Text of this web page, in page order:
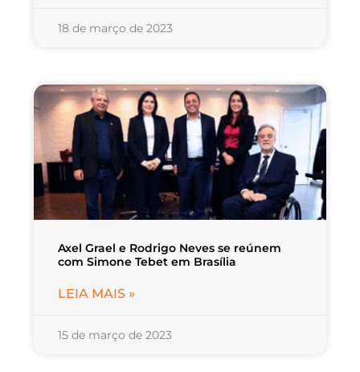
18 de março de 2023
Axel Grael e Rodrigo Neves se reúnem
com Simone Tebet em Brasília
LEIA MAIS »
15 de março de 2023